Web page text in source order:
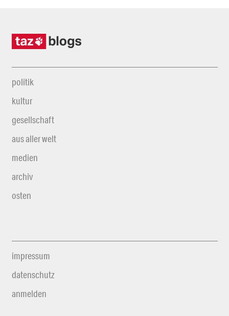
politik
kultur
gesellschaft
aus aller welt
medien
archiv
osten
impressum
datenschutz
anmelden